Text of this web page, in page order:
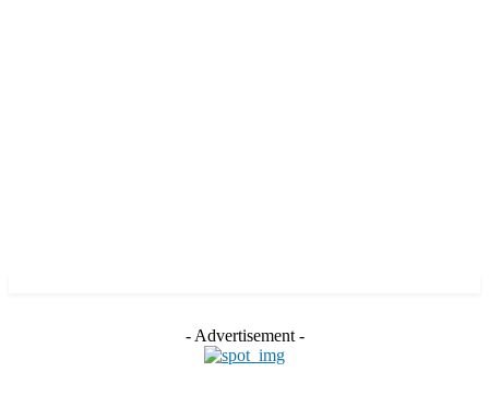
- Advertisement -